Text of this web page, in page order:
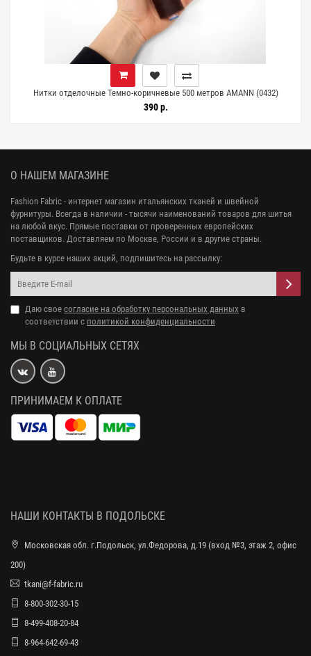
Нитки отделочные Темно-коричневые 500 метров AMANN (0432)
14022519
390 р.
О НАШЕМ МАГАЗИНЕ
Fashion Fabric - интернет магазин итальянских тканей и швейной
фурнитуры. Всегда в наличии - тысячи наименований товаров для шитья
на любой вкус. Прямые поставки от проверенных европейских
поставщиков. Доставляем по Москве, России и в другие страны.
Будьте в курсе наших акций, подпишитесь на рассылку:
Даю свое согласие на обработку персональных данных в
соответствии с политикой конфиденциальности
МЫ В СОЦИАЛЬНЫХ СЕТЯХ
ПРИНИМАЕМ К ОПЛАТЕ
НАШИ КОНТАКТЫ В ПОДОЛЬСКЕ
Московская обл. г.Подольск, ул.Федорова, д.19 (вход №3, этаж 2, офис
200)
tkani@f-fabric.ru
8-800-302-30-15
8-499-408-20-84
8-964-642-69-43